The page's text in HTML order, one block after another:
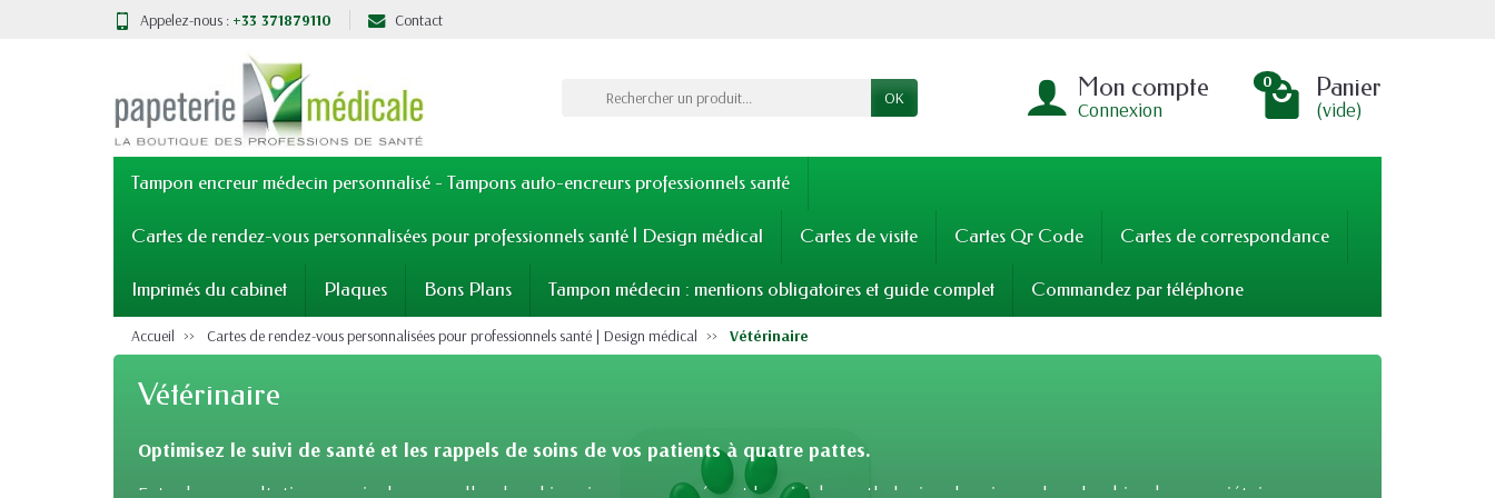
Appelez-nous : +33 371879110 Contact
OK Mon compte
Connexion
0 Panier
(vide)
Tampon encreur médecin personnalisé - Tampons auto-encreurs professionnels santé
Cartes de rendez-vous personnalisées pour professionnels santé | Design médical Cartes de visite Cartes Qr Code Cartes de correspondance
Imprimés du cabinet Plaques Bons Plans Tampon médecin : mentions obligatoires et guide complet Commandez par téléphone
Accueil Cartes de rendez-vous personnalisées pour professionnels santé | Design médical Vétérinaire
Vétérinaire
Optimisez le suivi de santé et les rappels de soins de vos patients à quatre pattes.